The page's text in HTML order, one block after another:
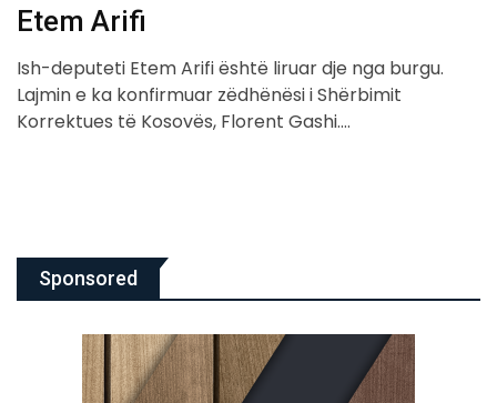
Etem Arifi
Ish-deputeti Etem Arifi është liruar dje nga burgu.
Lajmin e ka konfirmuar zëdhënësi i Shërbimit
Korrektues të Kosovës, Florent Gashi.…
Sponsored